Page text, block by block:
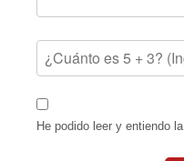
He podido leer y entiendo la